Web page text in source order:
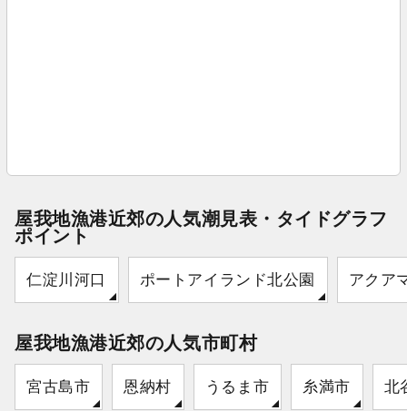
屋我地漁港近郊の人気潮見表・タイドグラフ
ポイント
仁淀川河口 ポートアイランド北公園 アクア
屋我地漁港近郊の人気市町村
宮古島市 恩納村 うるま市 糸満市 北